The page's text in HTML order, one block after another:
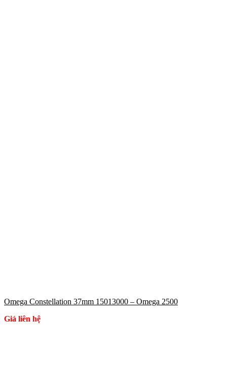
Omega Constellation 37mm 15013000 – Omega 2500
Giá liên hệ